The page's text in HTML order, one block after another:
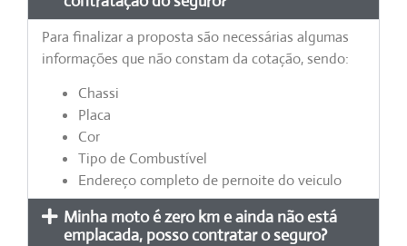
Para finalizar a proposta são necessárias algumas
informações que não constam da cotação, sendo:
Chassi
Placa
Cor
Tipo de Combustível
Endereço completo de pernoite do veiculo
Minha moto é zero km e ainda não está
emplacada, posso contratar o seguro?